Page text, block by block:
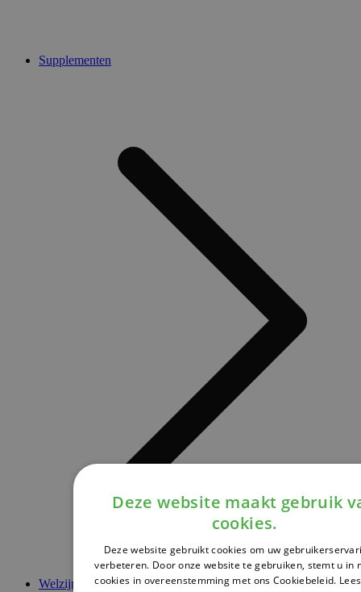
Supplementen
Welzijn & Gezondheid
Deze website maakt gebruik
cookies.
Deze website gebruikt cookies om uw
verbeteren. Door onze website te gebruiken, stemt u in
cookies in overeenstemming met ons Cookiebeleid.